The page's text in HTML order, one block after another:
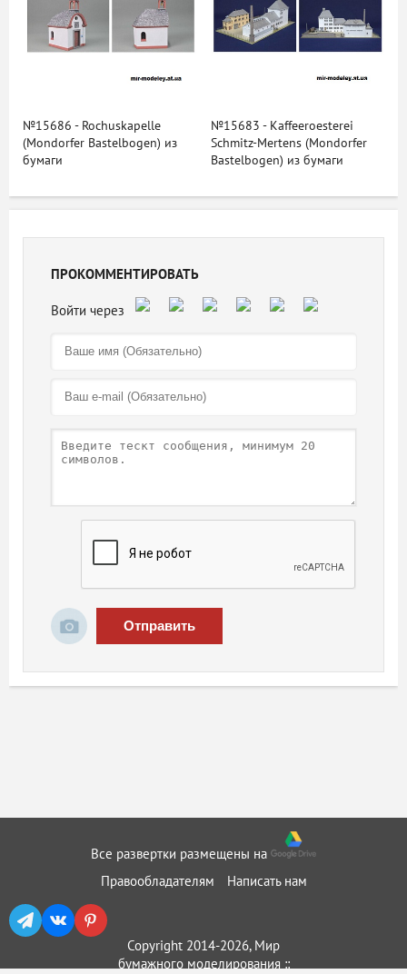
№15686 - Rochuskapelle
(Mondorfer Bastelbogen) из
бумаги
№15683 - Kaffeeroesterei
Schmitz-Mertens (Mondorfer
Bastelbogen) из бумаги
ПРОКОММЕНТИРОВАТЬ
Отправить
Все развертки размещены на
Правообладателям
Написать нам
Copyright 2014-2026, Мир
бумажного моделирования ::